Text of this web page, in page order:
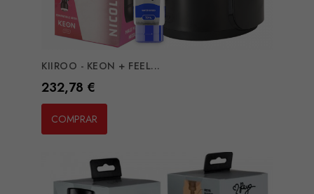
KIIROO - KEON + FEEL...
Preço
232,78 €
COMPRAR